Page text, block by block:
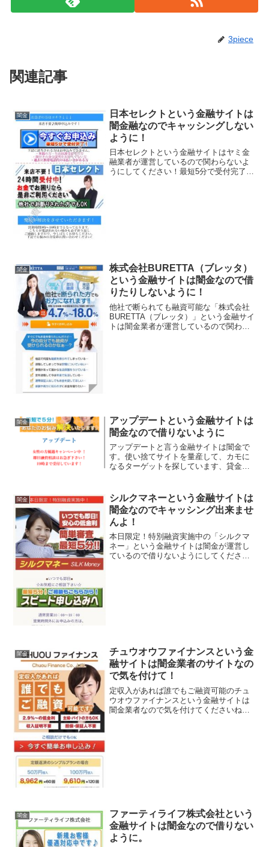
3piece
関連記事
闇金
日本セレクトという金融サイトは
闇金融なのでキャッシングしない
ように！
日本セレクトという金融サイトはヤミ金
融業者が運営しているので関わらないよ
うにしてください！最短5分で受付完了！
闇金
株式会社BURETTA（ブレッタ）
という金融サイトは闇金なので借
りたりしないように！
他社で断られても融資可能な「株式会社
BURETTA（ブレッタ）」という金融サイ
トは闇金業者が運営しているので関わっ
闇金
アップデートという金融サイトは
闇金なので借りないように
アップデートと言う金融サイトは闇金で
す。使い捨てサイトを量産して、カモに
なるターゲットを探しています、貸金会
業者なので、絶対に申し込まないように
してください。今現在金融...
闇金
シルクマネーという金融サイトは
闇金なのでキャッシング出来ませ
んよ！
本日限定！特別融資実施中の「シルクマ
ネー」という金融サイトは闇金が運営し
ているので借りないようにしてくださ
闇金
チュウオウファイナンスという金
融サイトは闇金業者のサイトなの
で気を付けて！
定収入があれば誰でもご融資可能のチュ
ウオウファイナンスという金融サイトは
闇金業者なので気を付けてくださいね！
闇金
ファーティライフ株式会社という
金融サイトは闇金なので借りない
ように。